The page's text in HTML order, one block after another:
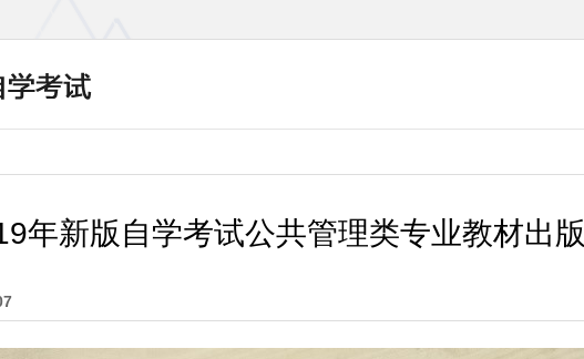
年新版自学考试公共管理类专业教材出版